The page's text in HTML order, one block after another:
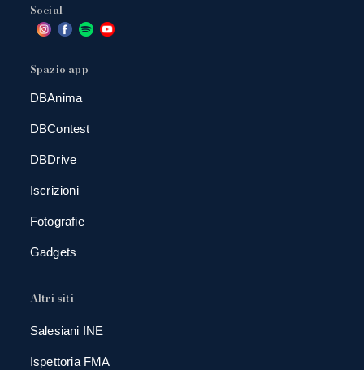
Social
Spazio app
DBAnima
DBContest
DBDrive
Iscrizioni
Fotografie
Gadgets
Altri siti
Salesiani INE
Ispettoria FMA